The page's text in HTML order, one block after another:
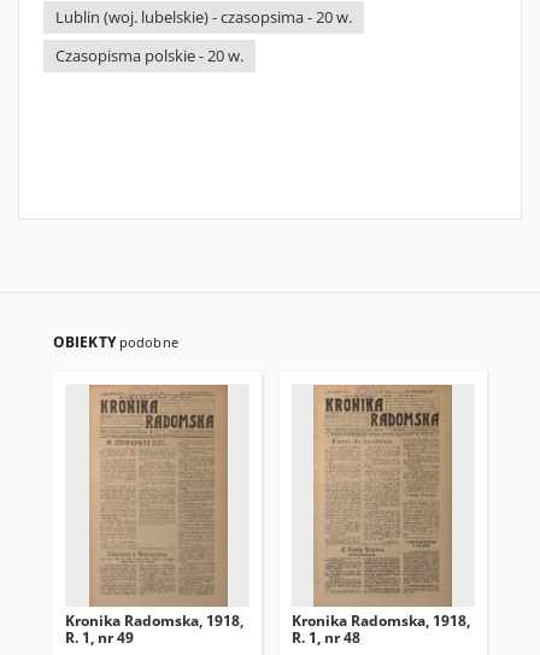
Lublin (woj. lubelskie) - czasopsima - 20 w.
Czasopisma polskie - 20 w.
OBIEKTY podobne
Kronika Radomska, 1918,
R. 1, nr 49
Kronika Radomska, 1918,
R. 1, nr 48